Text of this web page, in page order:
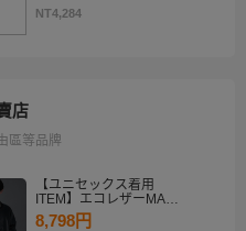
NT4,284
店
區等品牌
【ユニセックス着用
ITEM】エコレザーMA－
1
8,798円